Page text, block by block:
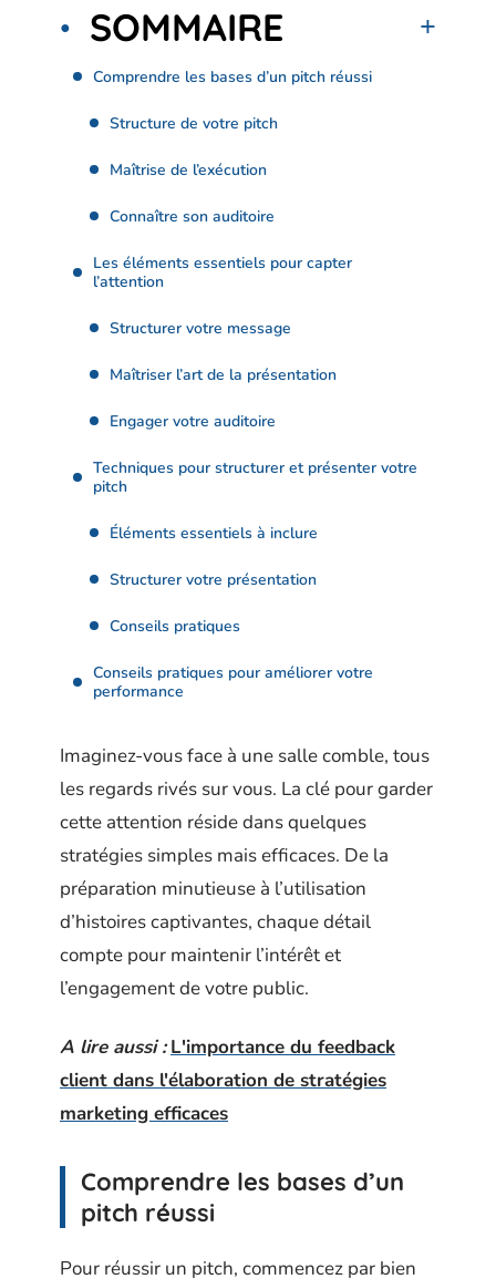
SOMMAIRE
Comprendre les bases d’un pitch réussi
Structure de votre pitch
Maîtrise de l’exécution
Connaître son auditoire
Les éléments essentiels pour capter
l’attention
Structurer votre message
Maîtriser l’art de la présentation
Engager votre auditoire
Techniques pour structurer et présenter votre
pitch
Éléments essentiels à inclure
Structurer votre présentation
Conseils pratiques
Conseils pratiques pour améliorer votre
performance
Imaginez-vous face à une salle comble, tous
les regards rivés sur vous. La clé pour garder
cette attention réside dans quelques
stratégies simples mais efficaces. De la
préparation minutieuse à l’utilisation
d’histoires captivantes, chaque détail
compte pour maintenir l’intérêt et
l’engagement de votre public.
A lire aussi : L'importance du feedback
client dans l'élaboration de stratégies
marketing efficaces
Comprendre les bases d’un
pitch réussi
Pour réussir un pitch, commencez par bien